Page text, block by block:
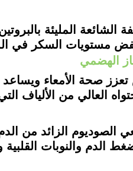
الشائعة المليئة
مستويات السكر في
تعزز صحة الأمعاء
العالي من الألياف التي
الزائد من
الدم والنوبات